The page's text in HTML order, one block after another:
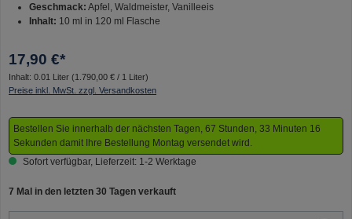
Geschmack: Apfel, Waldmeister, Vanilleeis
Inhalt: 10 ml in 120 ml Flasche
17,90 €*
Inhalt: 0.01 Liter (1.790,00 € / 1 Liter)
Preise inkl. MwSt. zzgl. Versandkosten
Bestellen Sie innerhalb der nächsten Tagen, 67 Stunden, 33 Minuten 16
Sekunden damit Ihre Bestellung Montag versendet wird.
Sofort verfügbar, Lieferzeit: 1-2 Werktage
7 Mal in den letzten 30 Tagen verkauft